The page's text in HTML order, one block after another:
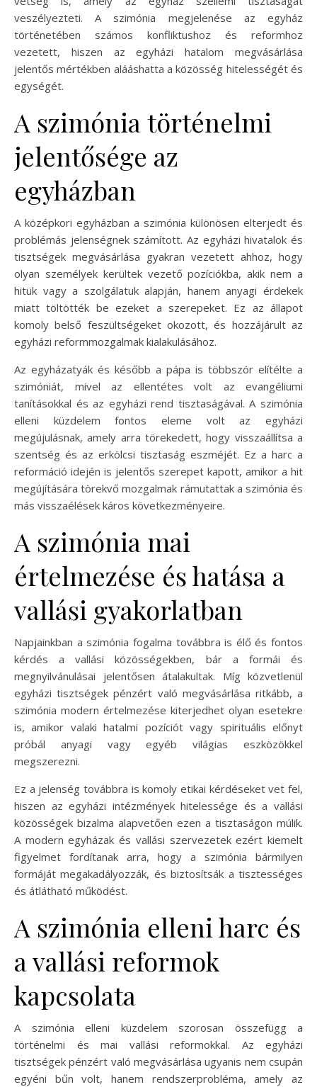
veszélyezteti. A szimónia megjelenése az egyház
történetében számos konfliktushoz és reformhoz
vezetett, hiszen az egyházi hatalom megvásárlása
jelentős mértékben alááshatta a közösség hitelességét és
egységét.
A szimónia történelmi
jelentősége az
egyházban
A középkori egyházban a szimónia különösen elterjedt és
problémás jelenségnek számított. Az egyházi hivatalok és
tisztségek megvásárlása gyakran vezetett ahhoz, hogy
olyan személyek kerültek vezető pozíciókba, akik nem a
hitük vagy a szolgálatuk alapján, hanem anyagi érdekek
miatt töltötték be ezeket a szerepeket. Ez az állapot
komoly belső feszültségeket okozott, és hozzájárult az
egyházi reformmozgalmak kialakulásához.
Az egyházatyák és később a pápa is többször elítélte a
szimóniát, mivel az ellentétes volt az evangéliumi
tanításokkal és az egyházi rend tisztaságával. A szimónia
elleni küzdelem fontos eleme volt az egyházi
megújulásnak, amely arra törekedett, hogy visszaállítsa a
szentség és az erkölcsi tisztaság eszméjét. Ez a harc a
reformáció idején is jelentős szerepet kapott, amikor a hit
megújítására törekvő mozgalmak rámutattak a szimónia és
más visszaélések káros következményeire.
A szimónia mai
értelmezése és hatása a
vallási gyakorlatban
Napjainkban a szimónia fogalma továbbra is élő és fontos
kérdés a vallási közösségekben, bár a formái és
megnyilvánulásai jelentősen átalakultak. Míg közvetlenül
egyházi tisztségek pénzért való megvásárlása ritkább, a
szimónia modern értelmezése kiterjedhet olyan esetekre
is, amikor valaki hatalmi pozíciót vagy spirituális előnyt
próbál anyagi vagy egyéb világias eszközökkel
megszerezni.
Ez a jelenség továbbra is komoly etikai kérdéseket vet fel,
hiszen az egyházi intézmények hitelessége és a vallási
közösségek bizalma alapvetően ezen a tisztaságon múlik.
A modern egyházak és vallási szervezetek ezért kiemelt
figyelmet fordítanak arra, hogy a szimónia bármilyen
formáját megakadályozzák, és biztosítsák a tisztességes
és átlátható működést.
A szimónia elleni harc és
a vallási reformok
kapcsolata
A szimónia elleni küzdelem szorosan összefügg a
történelmi és mai vallási reformokkal. Az egyházi
tisztségek pénzért való megvásárlása ugyanis nem csupán
egyéni bűn volt, hanem rendszerprobléma, amely az